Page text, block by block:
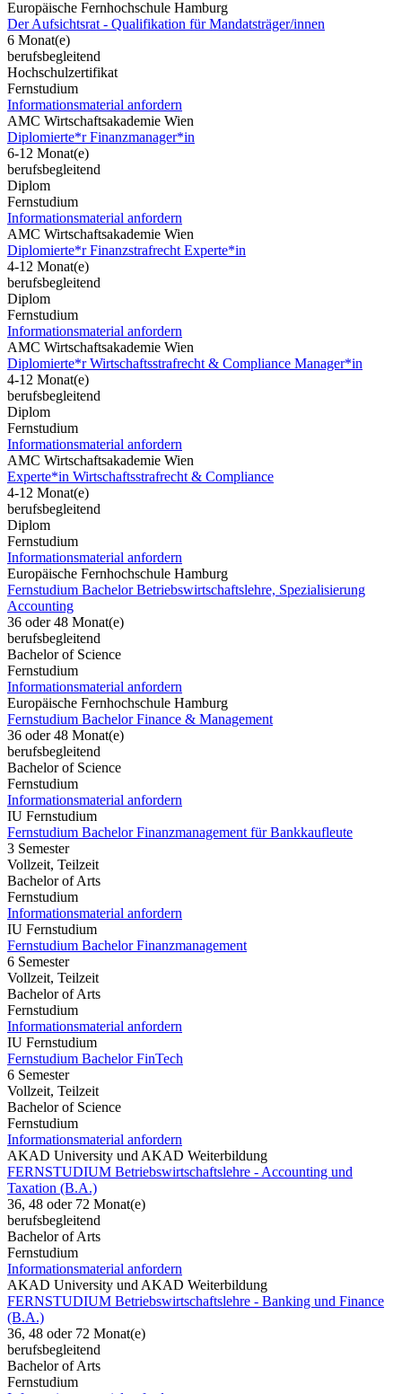
Europäische Fernhochschule Hamburg
Der Aufsichtsrat - Qualifikation für Mandatsträger/innen
6 Monat(e)
berufsbegleitend
Hochschulzertifikat
Fernstudium
Informationsmaterial anfordern
AMC Wirtschaftsakademie Wien
Diplomierte*r Finanzmanager*in
6-12 Monat(e)
berufsbegleitend
Diplom
Fernstudium
Informationsmaterial anfordern
AMC Wirtschaftsakademie Wien
Diplomierte*r Finanzstrafrecht Experte*in
4-12 Monat(e)
berufsbegleitend
Diplom
Fernstudium
Informationsmaterial anfordern
AMC Wirtschaftsakademie Wien
Diplomierte*r Wirtschaftsstrafrecht & Compliance Manager*in
4-12 Monat(e)
berufsbegleitend
Diplom
Fernstudium
Informationsmaterial anfordern
AMC Wirtschaftsakademie Wien
Experte*in Wirtschaftsstrafrecht & Compliance
4-12 Monat(e)
berufsbegleitend
Diplom
Fernstudium
Informationsmaterial anfordern
Europäische Fernhochschule Hamburg
Fernstudium Bachelor Betriebswirtschaftslehre, Spezialisierung
Accounting
36 oder 48 Monat(e)
berufsbegleitend
Bachelor of Science
Fernstudium
Informationsmaterial anfordern
Europäische Fernhochschule Hamburg
Fernstudium Bachelor Finance & Management
36 oder 48 Monat(e)
berufsbegleitend
Bachelor of Science
Fernstudium
Informationsmaterial anfordern
IU Fernstudium
Fernstudium Bachelor Finanzmanagement für Bankkaufleute
3 Semester
Vollzeit, Teilzeit
Bachelor of Arts
Fernstudium
Informationsmaterial anfordern
IU Fernstudium
Fernstudium Bachelor Finanzmanagement
6 Semester
Vollzeit, Teilzeit
Bachelor of Arts
Fernstudium
Informationsmaterial anfordern
IU Fernstudium
Fernstudium Bachelor FinTech
6 Semester
Vollzeit, Teilzeit
Bachelor of Science
Fernstudium
Informationsmaterial anfordern
AKAD University und AKAD Weiterbildung
FERNSTUDIUM Betriebswirtschaftslehre - Accounting und
Taxation (B.A.)
36, 48 oder 72 Monat(e)
berufsbegleitend
Bachelor of Arts
Fernstudium
Informationsmaterial anfordern
AKAD University und AKAD Weiterbildung
FERNSTUDIUM Betriebswirtschaftslehre - Banking und Finance
(B.A.)
36, 48 oder 72 Monat(e)
berufsbegleitend
Bachelor of Arts
Fernstudium